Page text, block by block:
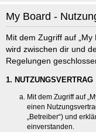
My Board -
Mit dem Zugriff auf „My
wird zwischen dir und
Regelungen
1. NUTZUNGSVERTRAG
Mit dem Zugriff auf
einen
„Betreiber“) und
einverstanden.